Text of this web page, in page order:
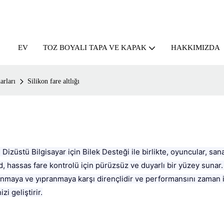
EV TOZ BOYALI TAPA VE KAPAK HAKKIMIZDA
Silikon fare altlığı
Bilgisayar için Bilek Desteği ile birlikte, oyuncular,
fare kontrolü için pürüzsüz ve duyarlı bir yüzey sunar.
ve yıpranmaya karşı dirençlidir ve performansını
geliştirir.